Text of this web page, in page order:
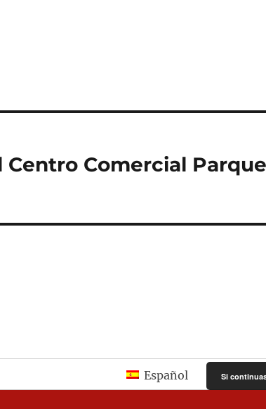
Centro Comercial Parque
Español Si